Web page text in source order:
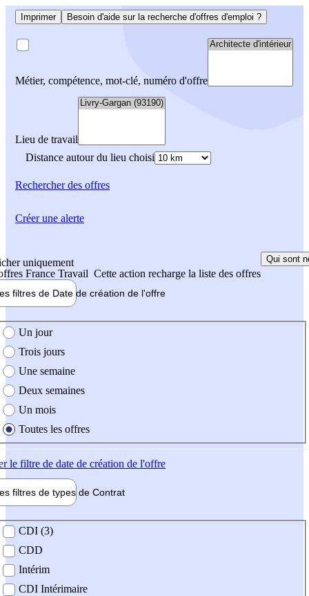
Imprimer Besoin d'aide sur la recherche d'offres d'emploi ?
Métier, compétence, mot-clé, numéro d'offre
Lieu de travail
Distance autour du lieu choisi
Rechercherdes offres
uniquement
France Travail Cette action recharge la liste des offres
Qui sont
filtres de Date de création de l'offre
création de l'offre
Un jour
Trois jours
Une semaine
Deux semaines
Un mois
Toutes les offres
le filtre de date de création de l'offre
filtres de types de Contrat
contrat
CDI (3)
CDD
Intérim
CDI Intérimaire
Créer une alerte